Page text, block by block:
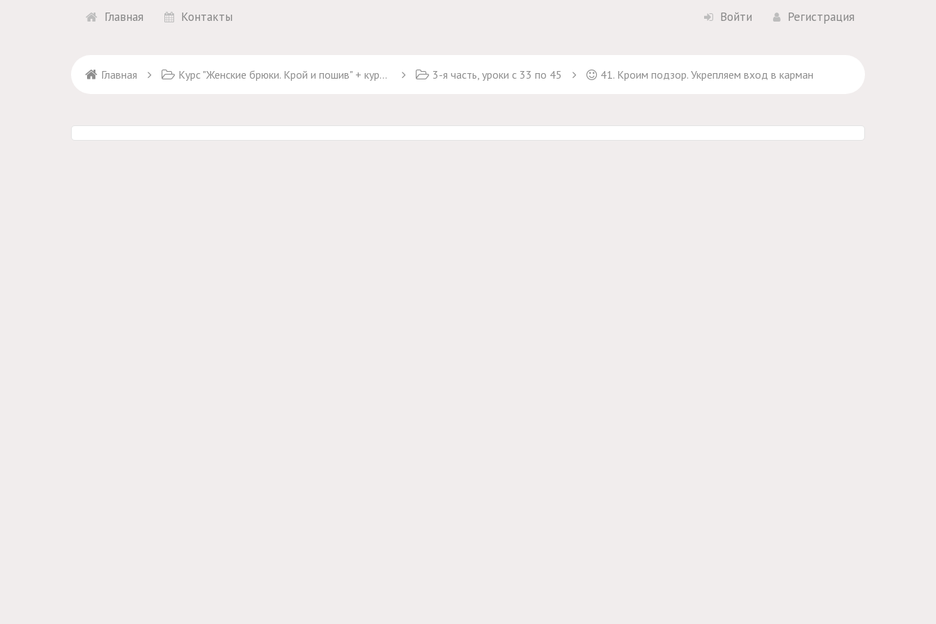
Главная Контакты Войти Регистрация
Главная Курс "Женские брюки. Крой и пошив" + курс "Брюки Марлен" 3-я часть, уроки с 33 по 45 41. Кроим подзор. Укрепляем вход в карман